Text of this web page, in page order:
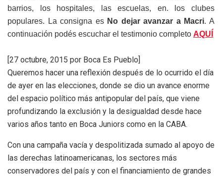
barrios, los hospitales, las escuelas, en. los clubes
populares. La consigna es No dejar avanzar a Macri. A
continuación podés escuchar el testimonio completo AQUÍ
[27 octubre, 2015 por Boca Es Pueblo]
Queremos hacer una reflexión después de lo ocurrido el día
de ayer en las elecciones, donde se dio un avance enorme
del espacio político más antipopular del país, que viene
profundizando la exclusión y la desigualdad desde hace
varios años tanto en Boca Juniors como en la CABA.
Con una campaña vacía y despolitizada sumado al apoyo de
las derechas latinoamericanas, los sectores más
conservadores del país y con el financiamiento de grandes